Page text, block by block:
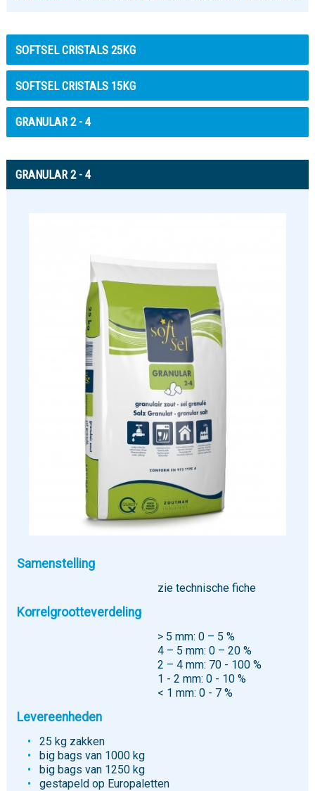
SOFTSEL CRISTALS 25KG
SOFTSEL CRISTALS 15KG
GRANULAR 2 - 4
GRANULAR 2 - 4
Samenstelling
zie technische fiche
Korrelgrootteverdeling
> 5 mm: 0 – 5 %
4 – 5 mm: 0 – 20 %
2 – 4 mm: 70 - 100 %
1 - 2 mm: 0 - 10 %
< 1 mm: 0 - 7 %
Levereenheden
25 kg zakken
big bags van 1000 kg
big bags van 1250 kg
gestapeld op Europaletten